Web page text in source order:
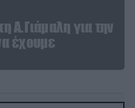
Α.Γιάμαλη για την
έχουμε